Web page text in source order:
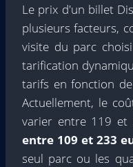
Le prix d'un billet
plusieurs facteurs,
visite du parc
tarification
tarifs en fonction
Actuellement, le
varier entre 119 et
entre 109 et 233
seul parc ou les